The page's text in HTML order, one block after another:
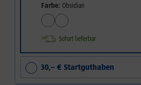
Farbe: Obsidian
Sofort lieferbar
30,– € Startguthaben